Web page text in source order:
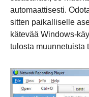
Vaihe 2.
automaattisesti.
sitten paikalliselle
kätevää Windows-
tulosta muunnetuista